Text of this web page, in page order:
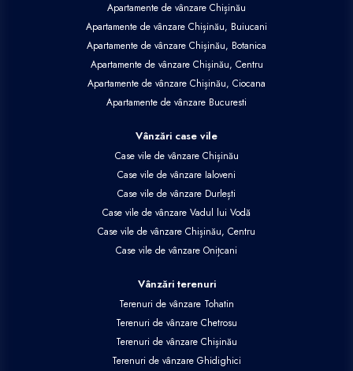
Apartamente de vânzare Chișinău
Apartamente de vânzare Chișinău, Buiucani
Apartamente de vânzare Chișinău, Botanica
Apartamente de vânzare Chișinău, Centru
Apartamente de vânzare Chișinău, Ciocana
Apartamente de vânzare Bucuresti
Vânzări case vile
Case vile de vânzare Chișinău
Case vile de vânzare Ialoveni
Case vile de vânzare Durlești
Case vile de vânzare Vadul lui Vodă
Case vile de vânzare Chișinău, Centru
Case vile de vânzare Onițcani
Vânzări terenuri
Terenuri de vânzare Tohatin
Terenuri de vânzare Chetrosu
Terenuri de vânzare Chișinău
Terenuri de vânzare Ghidighici